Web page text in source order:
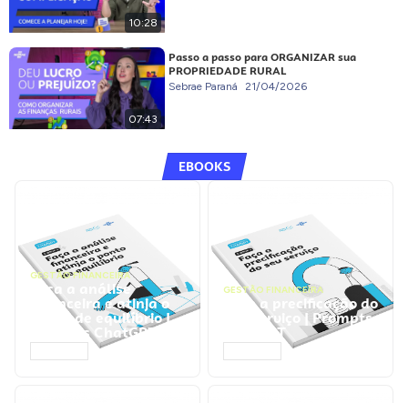
10:28
07:43
Passo a passo para ORGANIZAR sua
PROPRIEDADE RURAL
Sebrae Paraná 21/04/2026
EBOOKS
GESTÃO FINANCEIRA
Faça a análise
financeira e atinja o
ponto de equilíbrio |
Prompts ChatGPT
GESTÃO FINANCEIRA
Faça a precificação do
seu serviço | Prompts
ChatGPT